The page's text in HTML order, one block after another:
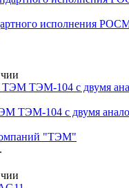
ис­пол­не­ния
ТЭМ-104 с двумя
"ТЭМ"